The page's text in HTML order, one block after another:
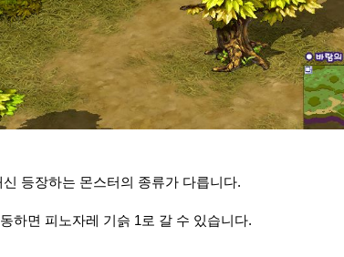
등장하는 몬스터의 종류가 다릅니다.
하면 피노자레 기슭 1로 갈 수 있습니다.